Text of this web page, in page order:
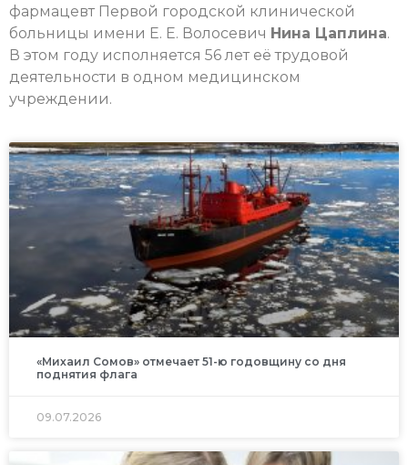
фармацевт Первой городской клинической
больницы имени Е. Е. Волосевич Нина Цаплина.
В этом году исполняется 56 лет её трудовой
деятельности в одном медицинском
учреждении.
«Михаил Сомов» отмечает 51-ю годовщину со дня
поднятия флага
09.07.2026